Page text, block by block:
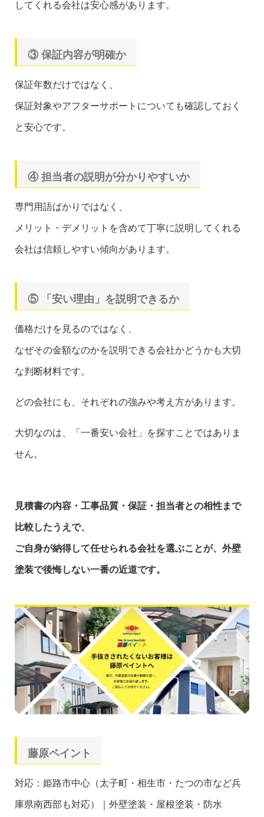
してくれる会社は安心感があります。
③ 保証内容が明確か
保証年数だけではなく、
保証対象やアフターサポートについても確認しておく
と安心です。
④ 担当者の説明が分かりやすいか
専門用語ばかりではなく、
メリット・デメリットを含めて丁寧に説明してくれる
会社は信頼しやすい傾向があります。
⑤ 「安い理由」を説明できるか
価格だけを見るのではなく、
なぜその金額なのかを説明できる会社かどうかも大切
な判断材料です。
どの会社にも、それぞれの強みや考え方があります。
大切なのは、「一番安い会社」を探すことではありま
せん。
見積書の内容・工事品質・保証・担当者との相性まで
比較したうえで、
ご自身が納得して任せられる会社を選ぶことが、外壁
塗装で後悔しない一番の近道です。
藤原ペイント
対応：姫路市中心（太子町・相生市・たつの市など兵
庫県南西部も対応）｜外壁塗装・屋根塗装・防水